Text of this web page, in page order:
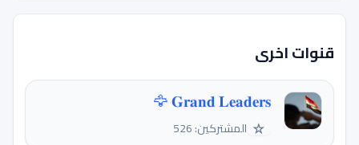
قنوات اخرى
𝐆𝐫𝐚𝐧𝐝 𝐋𝐞𝐚𝐝𝐞𝐫𝐬 🦅
☆ المشتركين: 526